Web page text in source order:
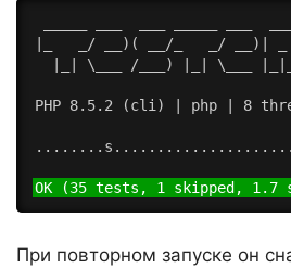
|_   _/ __)( __/_   _/ __)|
|_| \___ /___) |_| \___
PHP 8.5.2 (cli) | php | 8
OK (35 tests, 1 skipped, 1.7
При повторном запуске он